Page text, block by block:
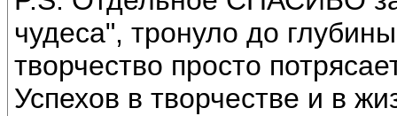
чудеса", тронуло до
творчество просто
Успехов в творчестве и в